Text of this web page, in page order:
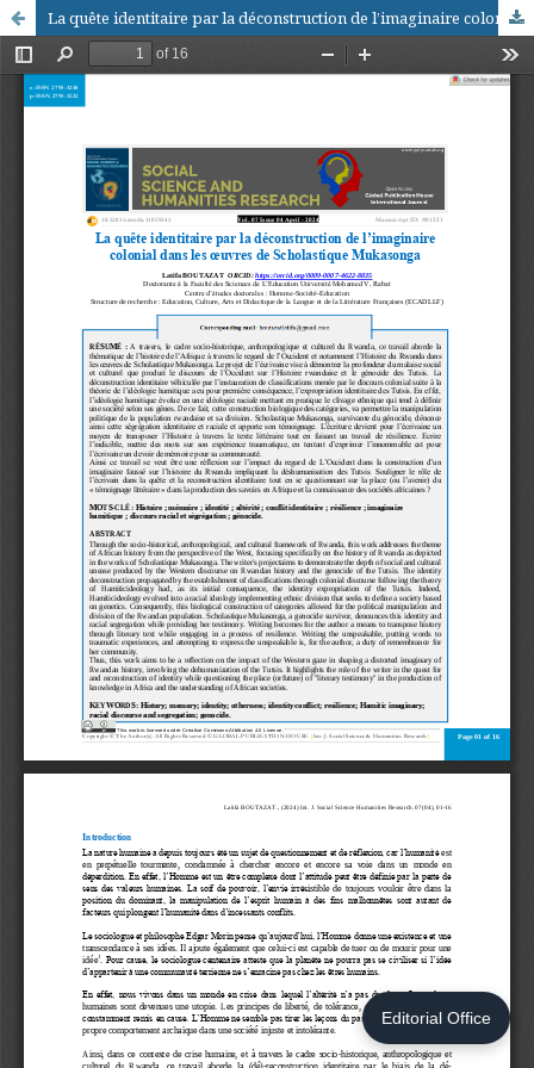
Editorial Office
La quête identitaire par la déconstruction de l’imaginaire colonial dans les œuvres de Scholastique Mukasonga